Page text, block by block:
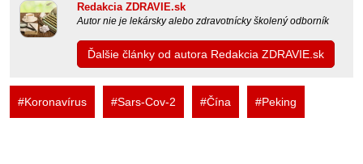
Redakcia ZDRAVIE.sk
Autor nie je lekársky alebo zdravotnícky školený odborník
Ďalšie články od autora Redakcia ZDRAVIE.sk
#Koronavírus #Sars-Cov-2 #Čína #Peking